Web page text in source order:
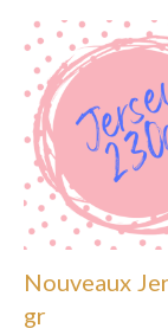
Nouveaux
gr